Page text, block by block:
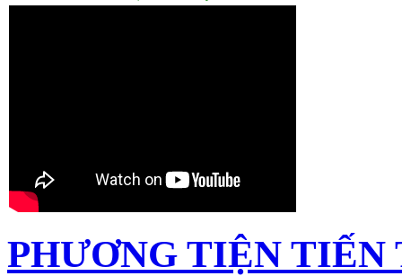
PHƯƠNG TIỆN TIẾN